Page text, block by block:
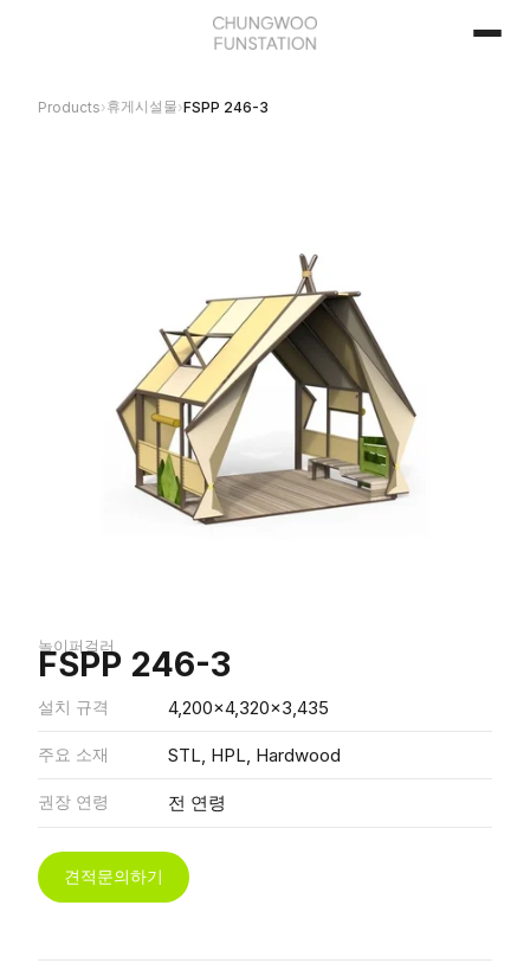
Products›휴게시설물›FSPP 246-3
놀이퍼걸러
FSPP 246-3
설치 규격 4,200x4,320x3,435
주요 소재 STL, HPL, Hardwood
권장 연령 전 연령
견적문의하기